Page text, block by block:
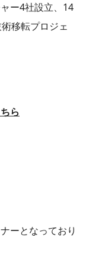
ー4社設立、14
移転プロジェ
ら
ーとなっており